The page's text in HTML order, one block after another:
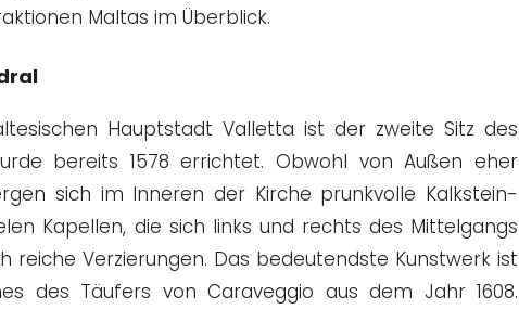
Maltas im Überblick.
Hauptstadt Valletta ist der zweite Sitz des
bereits 1578 errichtet. Obwohl von Außen eher
sich im Inneren der Kirche prunkvolle Kalkstein-
Kapellen, die sich links und rechts des Mittelgangs
reiche Verzierungen. Das bedeutendste Kunstwerk ist
des Täufers von Caraveggio aus dem Jahr 1608.